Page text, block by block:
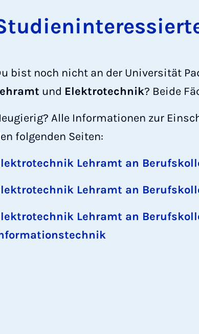
bist noch nicht an der Universität
und Elektrotechnik? Beide
Alle Informationen zur
folgenden Seiten:
Lehramt an
Lehramt an
Lehramt an